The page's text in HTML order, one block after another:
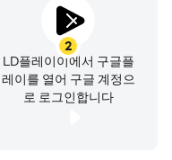
2
LD플레이이에서 구글플
레이를 열어 구글 계정으
로 로그인합니다